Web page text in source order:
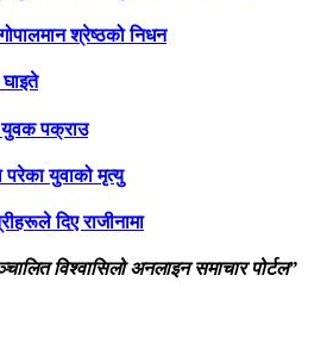
श्रेष्ठको निधन
युवक पक्राउ
युवाको मृत्यु
दिए राजीनामा
विश्वासिलो अनलाइन समाचार पोर्टल”